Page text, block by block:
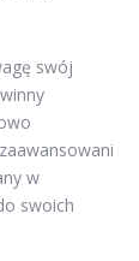
swój
w
swoich